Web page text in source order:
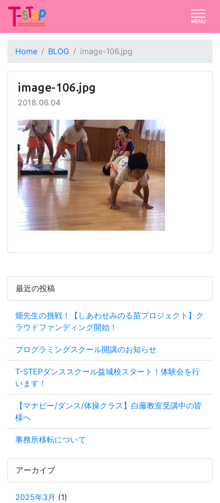
Home BLOG image-106.jpg
image-106.jpg
2018.06.04
最近の投稿
畑先生の挑戦！【しあわせみのる苗プロジェクト】ク
ラウドファンディング開始！
プログラミングスクール開講のお知らせ
T-STEPダンススクール益城校スタート！体験会を行
います！
【マナビー/ダンス/体操クラス】白藤教室受講中の皆
様へ
事務所移転について
アーカイブ
2025年3月 (1)